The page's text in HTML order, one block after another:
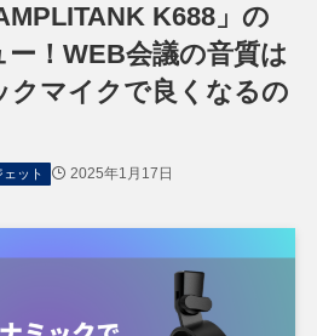
K688」の
ー！WEB会議の音質は
クマイクで良くなるの
ット 2025年1月17日